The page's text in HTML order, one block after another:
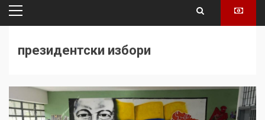
Primary
президентски избори